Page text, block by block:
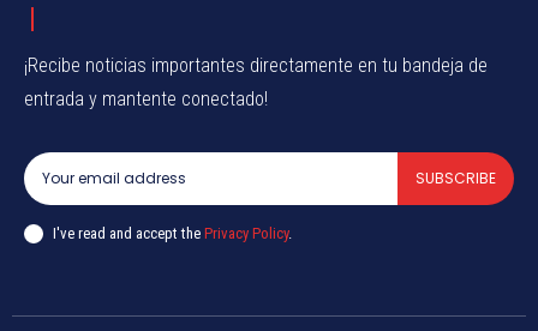
¡Recibe noticias importantes directamente en tu bandeja de
entrada y mantente conectado!
SUBSCRIBE
I've read and accept the Privacy Policy.